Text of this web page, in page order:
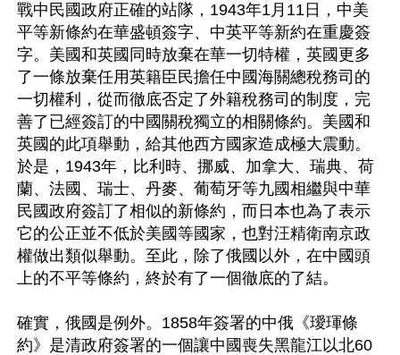
戰中民國政府正確的站隊，1943年1月11日，中美
平等新條約在華盛頓簽字、中英平等新約在重慶簽
字。美國和英國同時放棄在華一切特權，英國更多
了一條放棄任用英籍臣民擔任中國海關總稅務司的
一切權利，從而徹底否定了外籍稅務司的制度，完
善了已經簽訂的中國關稅獨立的相關條約。美國和
英國的此項舉動，給其他西方國家造成極大震動。
於是，1943年，比利時、挪威、加拿大、瑞典、荷
蘭、法國、瑞士、丹麥、葡萄牙等九國相繼與中華
民國政府簽訂了相似的新條約，而日本也為了表示
它的公正並不低於美國等國家，也對汪精衛南京政
權做出類似舉動。至此，除了俄國以外，在中國頭
上的不平等條約，終於有了一個徹底的了結。
確實，俄國是例外。1858年簽署的中俄《璦琿條
約》是清政府簽署的一個讓中國喪失黑龍江以北60